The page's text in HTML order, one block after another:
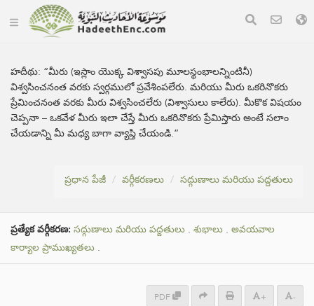
హదీథు: “మీరు (ఇస్లాం యొక్క విశ్వాసపు మూలస్థంభాలన్నింటినీ)
విశ్వసించనంత వరకు స్వర్గములో ప్రవేశింపలేరు. మరియు మీరు ఒకరినొకరు
ప్రేమించనంత వరకు మీరు విశ్వసించలేరు (విశ్వాసులు కాలేరు). మీకొక విషయం
చెప్పనా – ఒకవేళ మీరు ఇలా చేస్తే మీరు ఒకరినొకరు ప్రేమిస్తారు అంటే సలాం
చేయడాన్ని మీ మధ్య బాగా వ్యాప్తి చేయండి.”
ప్రధాన పేజీ వర్గీకరణలు సద్గుణాలు మరియు పద్దతులు
ప్రత్యేక వర్గీకరణ: సద్గుణాలు మరియు పద్దతులు . శుభాలు . అవయవాల
కార్యాల ప్రాముఖ్యతలు .
PDF + -